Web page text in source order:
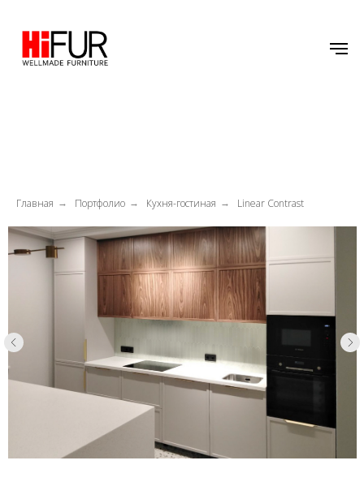
Главная → Портфолио → Кухня-гостиная → Linear Contrast